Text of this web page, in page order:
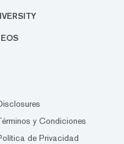
y Condiciones
de Privacidad